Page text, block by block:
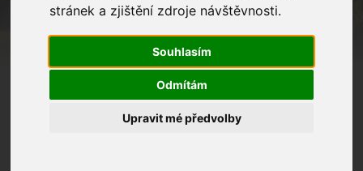
stránek a zjištění zdroje návštěvnosti.
Souhlasím
Odmítám
Upravit mé předvolby
Vážení rodiče,
v PÁ 6. 12. 2024 v 8.30 hod. navštíví naši školku svatý
Mikuláš se svou družinou. PŘÍCHOD DĚTÍ DO MŠ
PROSÍME DO 8.00 HOD.